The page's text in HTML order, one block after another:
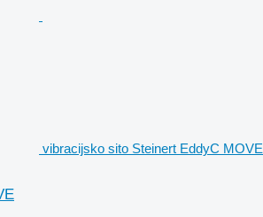
vibracijsko sito Steinert EddyC MOVE